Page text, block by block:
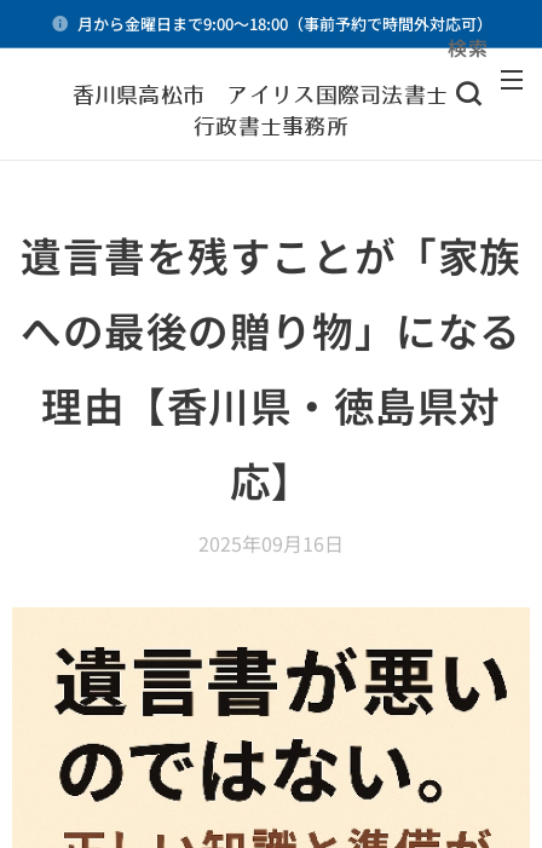
月から金曜日まで9:00～18:00（事前予約で時間外対応可）
香川県高松市 アイリス国際司法書士・
行政書士事務所
検索
遺言書を残すことが「家族
への最後の贈り物」になる
理由【香川県・徳島県対
応】
2025年09月16日